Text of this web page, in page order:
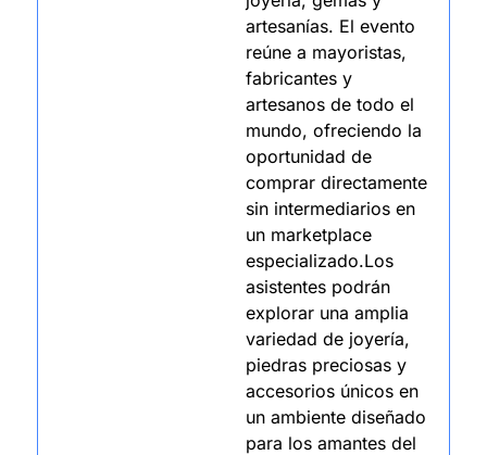
artesanías. El evento
reúne a mayoristas,
fabricantes y
artesanos de todo el
mundo, ofreciendo la
oportunidad de
comprar directamente
sin intermediarios en
un marketplace
especializado.Los
asistentes podrán
explorar una amplia
variedad de joyería,
piedras preciosas y
accesorios únicos en
un ambiente diseñado
para los amantes del